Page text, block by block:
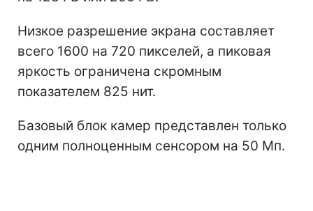
Низкое разрешение экрана составляет
всего 1600 на 720 пикселей, а пиковая
яркость ограничена скромным
показателем 825 нит.
Базовый блок камер представлен только
одним полноценным сенсором на 50 Мп.